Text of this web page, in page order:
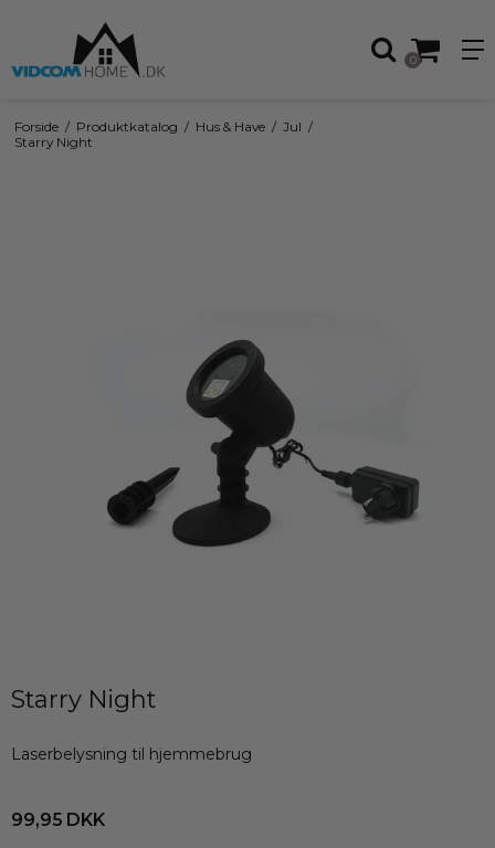
0
Forside / Produktkatalog / Hus & Have / Jul /
Starry Night
Starry Night
Laserbelysning til hjemmebrug
99,95 DKK